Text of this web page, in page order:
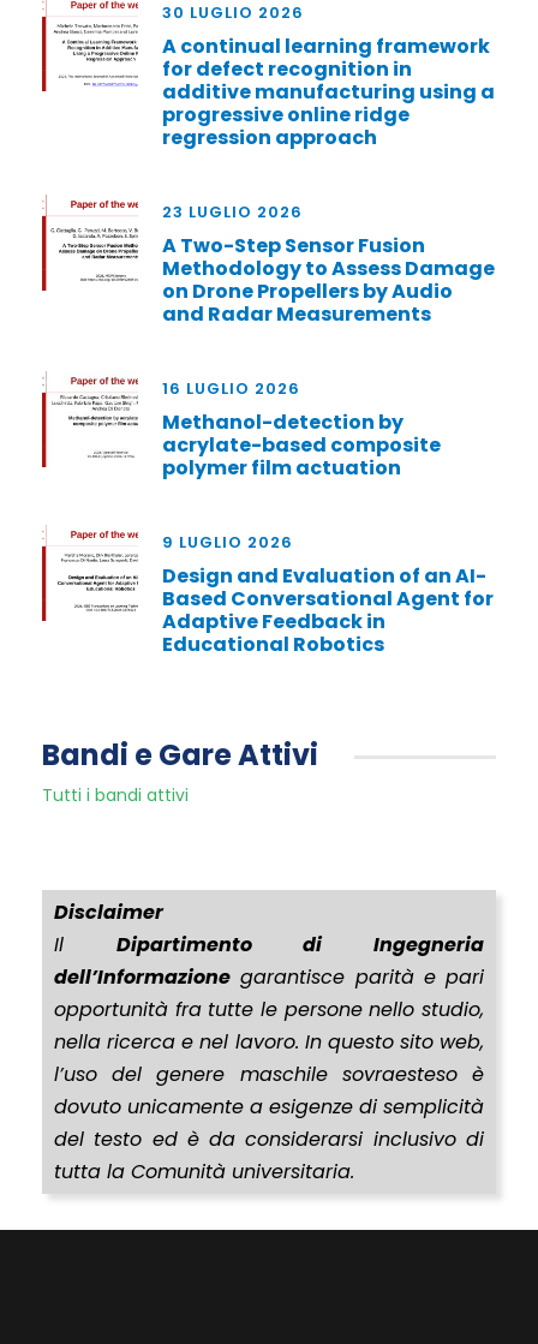
30 LUGLIO 2026
A continual learning framework
for defect recognition in
additive manufacturing using a
progressive online ridge
regression approach
23 LUGLIO 2026
A Two-Step Sensor Fusion
Methodology to Assess Damage
on Drone Propellers by Audio
and Radar Measurements
16 LUGLIO 2026
Methanol-detection by
acrylate-based composite
polymer film actuation
9 LUGLIO 2026
Design and Evaluation of an AI-
Based Conversational Agent for
Adaptive Feedback in
Educational Robotics
Bandi e Gare Attivi
Tutti i bandi attivi
Disclaimer
Il Dipartimento di Ingegneria
dell’Informazione garantisce parità e pari
opportunità fra tutte le persone nello studio,
nella ricerca e nel lavoro. In questo sito web,
l’uso del genere maschile sovraesteso è
dovuto unicamente a esigenze di semplicità
del testo ed è da considerarsi inclusivo di
tutta la Comunità universitaria.